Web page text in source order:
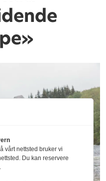
vårt nettsted bruker vi
Du kan reservere